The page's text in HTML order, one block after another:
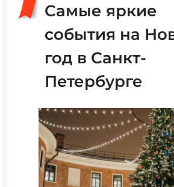
Самые яркие
события на
год в Санкт-
Петербурге